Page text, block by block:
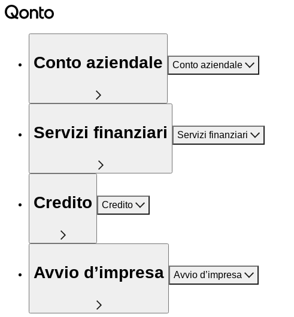
Conto aziendale Conto aziendale
Servizi finanziari Servizi finanziari
Credito Credito
Avvio d’impresa Avvio d’impresa